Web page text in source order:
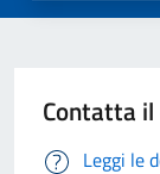
Contatta
Leggi le